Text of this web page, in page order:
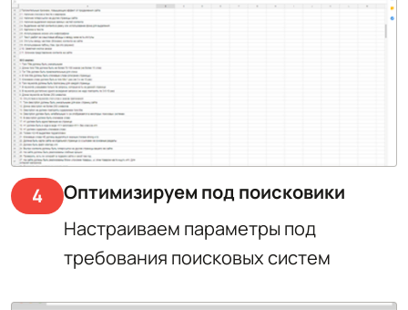
4
Оптимизируем под поисковики
Настраиваем параметры под
требования поисковых систем